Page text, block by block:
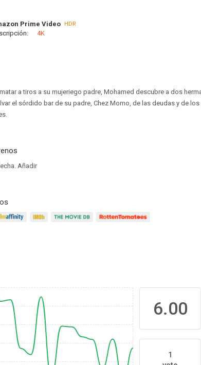
Prime Video HDR
4K
matar a tiros a su mujeriego padre, Mohamed descubre a dos
el sórdido bar de su padre, Chez Momo, de las deudas y de
Añadir
6.00
1